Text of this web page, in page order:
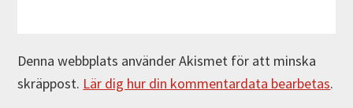
Denna webbplats använder Akismet för att minska
skräppost. Lär dig hur din kommentardata bearbetas.